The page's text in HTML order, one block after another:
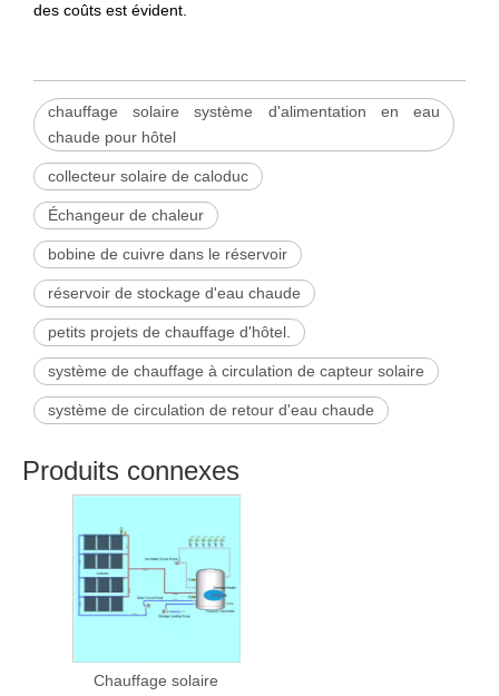
des coûts est évident.
chauffage solaire système d'alimentation en eau
chaude pour hôtel
collecteur solaire de caloduc
Échangeur de chaleur
bobine de cuivre dans le réservoir
réservoir de stockage d'eau chaude
petits projets de chauffage d'hôtel.
système de chauffage à circulation de capteur solaire
système de circulation de retour d'eau chaude
Produits connexes
Chauffage solaire